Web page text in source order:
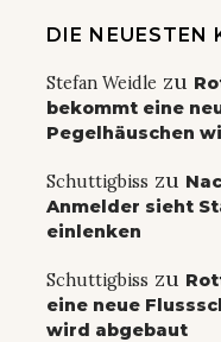
DIE NEUESTEN
Stefan Weidle zu
bekommt eine
Pegelhäuschen
Schuttigbiss zu
Anmelder sieht
einlenken
Schuttigbiss zu
eine neue
wird abgebaut